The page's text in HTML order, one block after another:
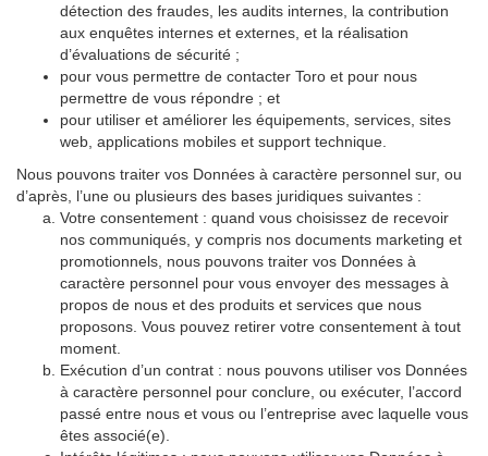
détection des fraudes, les audits internes, la contribution
aux enquêtes internes et externes, et la réalisation
d’évaluations de sécurité ;
pour vous permettre de contacter Toro et pour nous
permettre de vous répondre ; et
pour utiliser et améliorer les équipements, services, sites
web, applications mobiles et support technique.
Nous pouvons traiter vos Données à caractère personnel sur, ou
d’après, l’une ou plusieurs des bases juridiques suivantes :
Votre consentement : quand vous choisissez de recevoir
nos communiqués, y compris nos documents marketing et
promotionnels, nous pouvons traiter vos Données à
caractère personnel pour vous envoyer des messages à
propos de nous et des produits et services que nous
proposons. Vous pouvez retirer votre consentement à tout
moment.
Exécution d’un contrat : nous pouvons utiliser vos Données
à caractère personnel pour conclure, ou exécuter, l’accord
passé entre nous et vous ou l’entreprise avec laquelle vous
êtes associé(e).